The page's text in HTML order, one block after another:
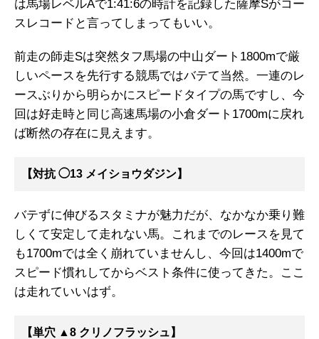
は馬場レベルAで1:41:6の時計を記録した薩摩Sがコー
スレコードと言ってしまってもいい。
前走の師走Sは突然タフ馬場の中山ダート1800mで厳
しいペースを先行する競馬ではバテて当然。一連のレ
ースぶりから明らかにスピードタイプの馬ですし、今
回は好走時と同じ高速馬場の小倉ダート1700mに戻れ
ば断然の存在に見えます。
【対抗 ◯13 メイショウダジン】
バテずに伸びるスタミナが魅力だが、なかなか乗り難
しくて安定して走れない馬。これまでのレースを見て
も1700mでは全く崩れていませんし、今回は1400mで
スピード慣れしてからベスト条件に使ってきた。ここ
は走れていいはず。
【単穴 ▲8 クリノフラッシュ】